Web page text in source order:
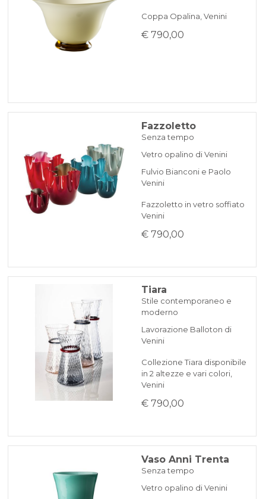
Coppa Opalina, Venini
€ 790,00
Fazzoletto
Senza tempo
Vetro opalino di Venini
Fulvio Bianconi e Paolo
Venini
Fazzoletto in vetro soffiato
Venini
€ 790,00
Tiara
Stile contemporaneo e
moderno
Lavorazione Balloton di
Venini
Collezione Tiara disponibile
in 2 altezze e vari colori,
Venini
€ 790,00
Vaso Anni Trenta
Senza tempo
Vetro opalino di Venini